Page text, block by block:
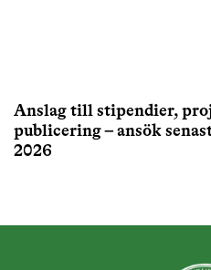
Anslag till stipendier,
publicering – ansök
2026